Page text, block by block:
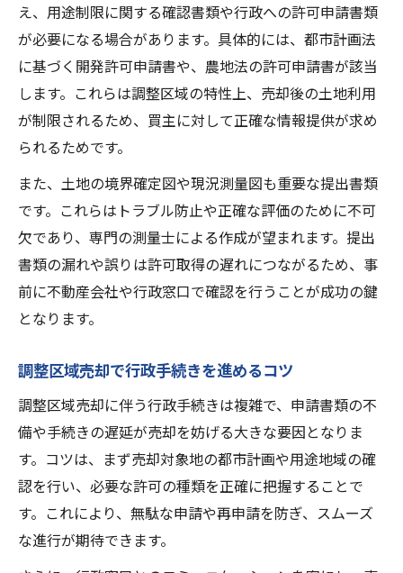
え、用途制限に関する確認書類や行政への許可申請書類
が必要になる場合があります。具体的には、都市計画法
に基づく開発許可申請書や、農地法の許可申請書が該当
します。これらは調整区域の特性上、売却後の土地利用
が制限されるため、買主に対して正確な情報提供が求め
られるためです。
また、土地の境界確定図や現況測量図も重要な提出書類
です。これらはトラブル防止や正確な評価のために不可
欠であり、専門の測量士による作成が望まれます。提出
書類の漏れや誤りは許可取得の遅れにつながるため、事
前に不動産会社や行政窓口で確認を行うことが成功の鍵
となります。
調整区域売却で行政手続きを進めるコツ
調整区域売却に伴う行政手続きは複雑で、申請書類の不
備や手続きの遅延が売却を妨げる大きな要因となりま
す。コツは、まず売却対象地の都市計画や用途地域の確
認を行い、必要な許可の種類を正確に把握することで
す。これにより、無駄な申請や再申請を防ぎ、スムーズ
な進行が期待できます。